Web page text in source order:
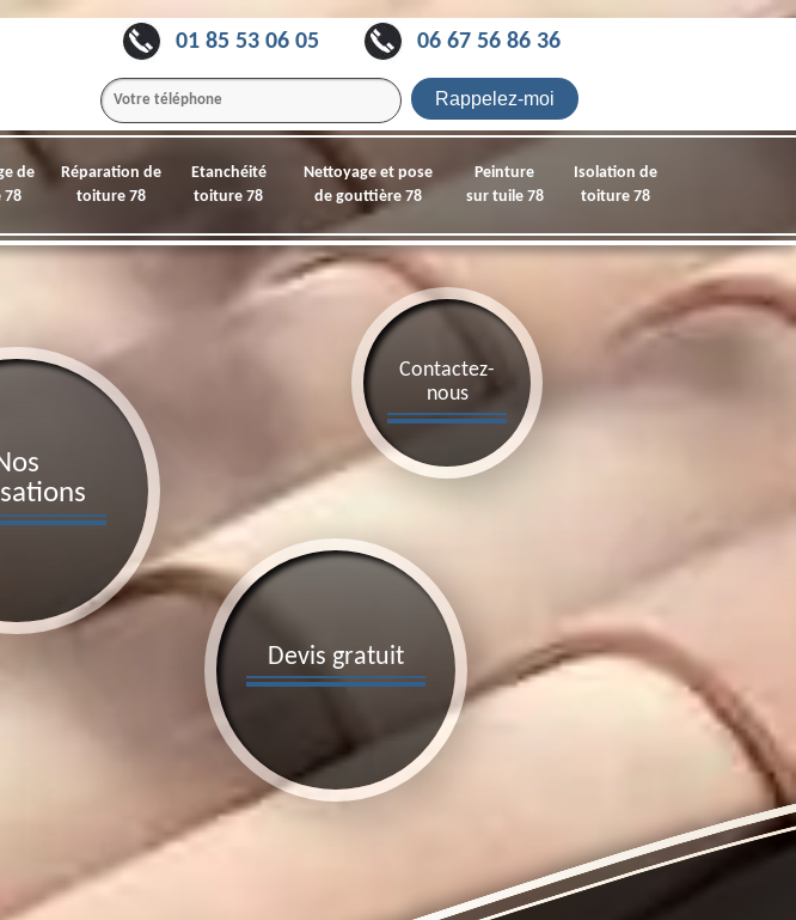
01 85 53 06 05 06 67 56 86 36
de
78
Réparation de
toiture 78
Etanchéité
toiture 78
Nettoyage et pose
de gouttière 78
Peinture
sur tuile 78
Isolation de
toiture 78
Devis gratuit
Contactez-
nous